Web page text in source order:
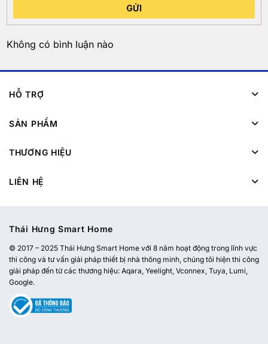
GỬI
Không có bình luận nào
HỖ TRỢ
SẢN PHẨM
THƯƠNG HIỆU
LIÊN HỆ
Thái Hưng Smart Home
© 2017 – 2025 Thái Hưng Smart Home với 8 năm hoạt động trong lĩnh vực
thi công và tư vấn giải pháp thiết bị nhà thông minh, chúng tôi hiện thi công
giải pháp đến từ các thương hiệu: Aqara, Yeelight, Vconnex, Tuya, Lumi,
Google.